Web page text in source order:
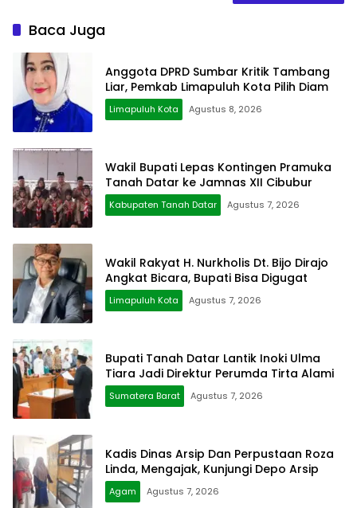
Baca Juga
Anggota DPRD Sumbar Kritik Tambang
Liar, Pemkab Limapuluh Kota Pilih Diam
Limapuluh Kota Agustus 8, 2026
Wakil Bupati Lepas Kontingen Pramuka
Tanah Datar ke Jamnas XII Cibubur
Kabupaten Tanah Datar Agustus 7, 2026
Wakil Rakyat H. Nurkholis Dt. Bijo Dirajo
Angkat Bicara, Bupati Bisa Digugat
Limapuluh Kota Agustus 7, 2026
Bupati Tanah Datar Lantik Inoki Ulma
Tiara Jadi Direktur Perumda Tirta Alami
Sumatera Barat Agustus 7, 2026
Kadis Dinas Arsip Dan Perpustaan Roza
Linda, Mengajak, Kunjungi Depo Arsip
Agam Agustus 7, 2026